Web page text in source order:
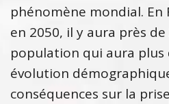
phénomène mondial. En
en 2050, il y aura près de
population qui aura plus
évolution
conséquences sur la